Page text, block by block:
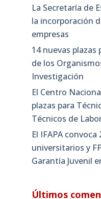
La Secretaría de
la incorporación
empresas
14 nuevas
de los
Investigación
El Centro
plazas para
Técnicos de
El IFAPA
universitarios y
Garantía Juvenil
Últimos